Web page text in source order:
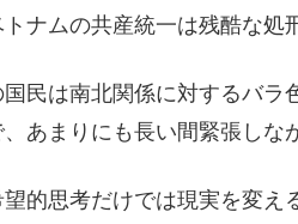
ナムの共産統一は残酷な処
国民は南北関係に対するバ
あまりにも長い間緊張しな
望的思考だけでは現実を変